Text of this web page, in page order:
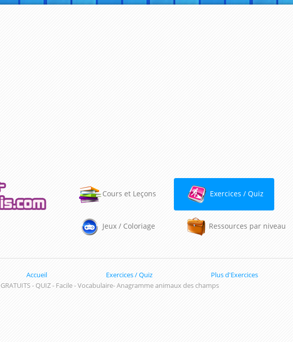
Cours et Leçons Exercices / Quiz
Jeux / Coloriage Ressources par niveau
Accueil Exercices / Quiz Plus d'Exercices
GRATUITS - QUIZ - Facile - Vocabulaire- Anagramme animaux des champs